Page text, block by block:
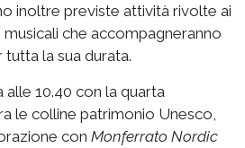
inoltre previste attività rivolte ai
che accompagneranno
la sua durata.
alle 10.40 con la quarta
le colline patrimonio Unesco,
con Monferrato Nordic